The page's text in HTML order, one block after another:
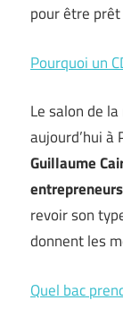
pour être prêt
Pourquoi un
Le salon de
aujourd’hui à
Guillaume
entrepreneurs
revoir son
donnent les
Quel bac